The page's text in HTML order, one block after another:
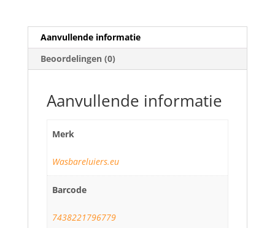
Aanvullende informatie
Beoordelingen (0)
Aanvullende informatie
Merk
Wasbareluiers.eu
Barcode
7438221796779